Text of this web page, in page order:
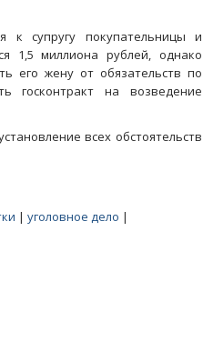
к супругу покупательницы и
1,5 миллиона рублей, однако
его жену от обязательств по
госконтракт на возведение
всех обстоятельств
| уголовное дело |